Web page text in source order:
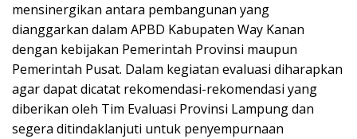
mensinergikan antara pembangunan yang
dianggarkan dalam APBD Kabupaten Way Kanan
dengan kebijakan Pemerintah Provinsi maupun
Pemerintah Pusat. Dalam kegiatan evaluasi diharapkan
agar dapat dicatat rekomendasi-rekomendasi yang
diberikan oleh Tim Evaluasi Provinsi Lampung dan
segera ditindaklanjuti untuk penyempurnaan